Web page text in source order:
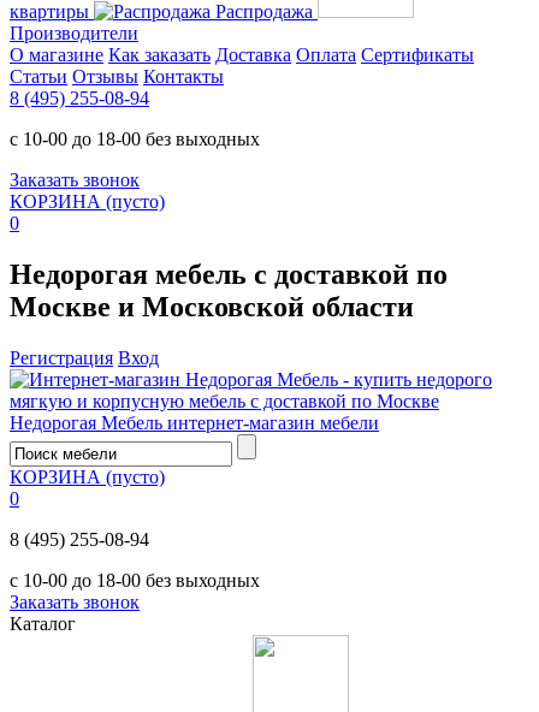
квартиры
Распродажа
Производители
О магазине Как заказать Доставка Оплата Сертификаты
Статьи Отзывы Контакты
8 (495) 255-08-94
с 10-00 до 18-00 без выходных
Заказать звонок
КОРЗИНА (пусто)
0
Недорогая мебель с доставкой по
Москве и Московской области
Регистрация Вход
Недорогая Мебель интернет-магазин мебели
КОРЗИНА (пусто)
0
8 (495) 255-08-94
с 10-00 до 18-00 без выходных
Заказать звонок
Каталог